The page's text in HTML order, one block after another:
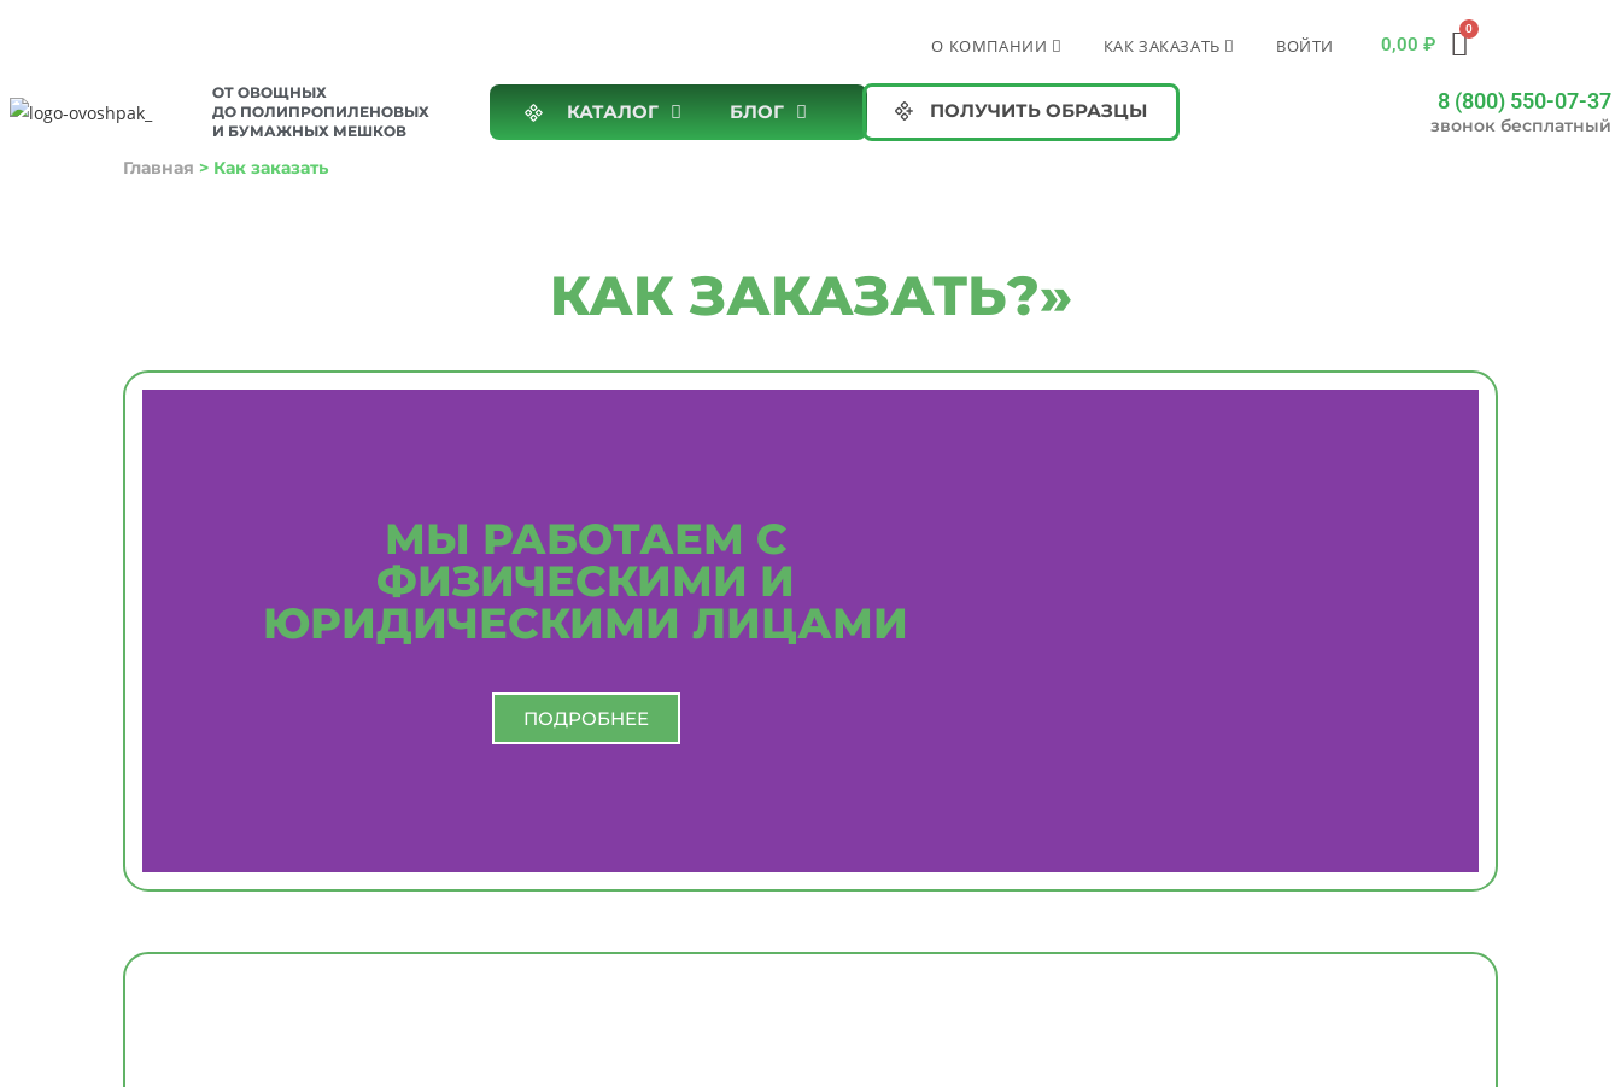
О КОМПАНИИ КАК ЗАКАЗАТЬ ВОЙТИ 0,00 ₽
ОТ ОВОЩНЫХ
ДО ПОЛИПРОПИЛЕНОВЫХ
И БУМАЖНЫХ МЕШКОВ
КАТАЛОГ БЛОГ ПОЛУЧИТЬ ОБРАЗЦЫ 8 (800) 550-07-37
звонок бесплатный
Главная > Как заказать
КАК ЗАКАЗАТЬ?»
МЫ РАБОТАЕМ С
ФИЗИЧЕСКИМИ И
ЮРИДИЧЕСКИМИ ЛИЦАМИ
ПОДРОБНЕЕ